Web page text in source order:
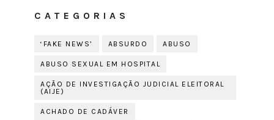
CATEGORIAS
‘FAKE NEWS’ ABSURDO ABUSO
ABUSO SEXUAL EM HOSPITAL
AÇÃO DE INVESTIGAÇÃO JUDICIAL ELEITORAL
(AIJE)
ACHADO DE CADÁVER